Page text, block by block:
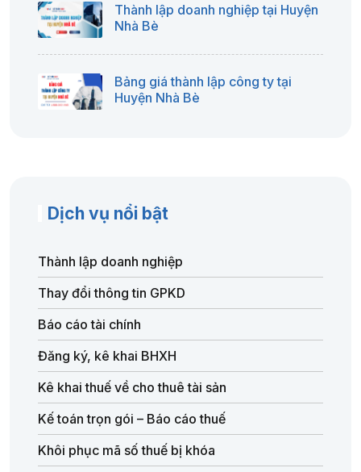
Thành lập doanh nghiệp tại Huyện
Nhà Bè
Bảng giá thành lập công ty tại
Huyện Nhà Bè
Dịch vụ nổi bật
Thành lập doanh nghiệp
Thay đổi thông tin GPKD
Báo cáo tài chính
Đăng ký, kê khai BHXH
Kê khai thuế về cho thuê tài sản
Kế toán trọn gói – Báo cáo thuế
Khôi phục mã số thuế bị khóa